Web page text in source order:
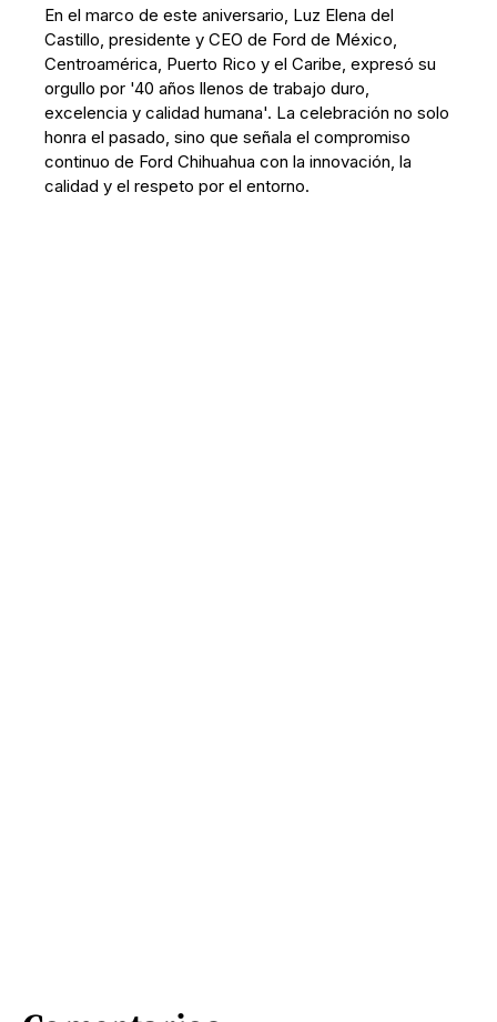
En el marco de este aniversario, Luz Elena del
Castillo, presidente y CEO de Ford de México,
Centroamérica, Puerto Rico y el Caribe, expresó su
orgullo por '40 años llenos de trabajo duro,
excelencia y calidad humana'. La celebración no solo
honra el pasado, sino que señala el compromiso
continuo de Ford Chihuahua con la innovación, la
calidad y el respeto por el entorno.